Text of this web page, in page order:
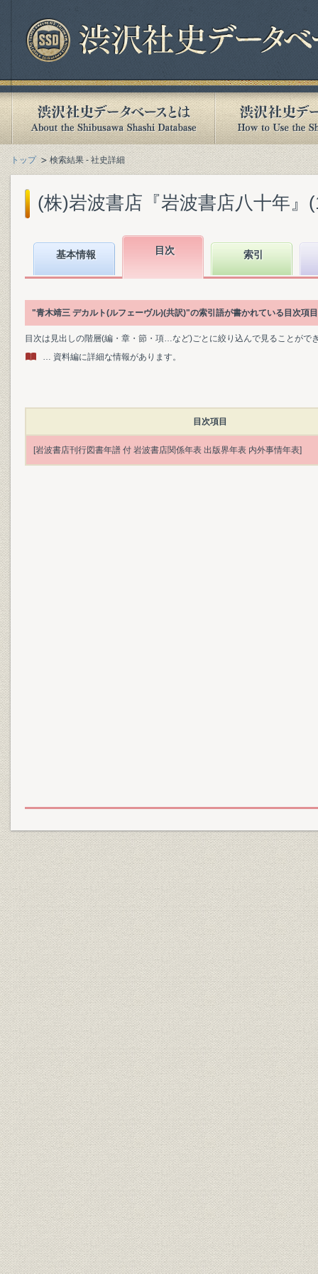
トップ 検索結果 - 社史詳細
(株)岩波書店『岩波書店八十年』
基本情報 目次 索引
"青木靖三 デカルト(ルフェーヴル)(共訳)"の索引語が書かれている目次項
目次は見出しの階層(編・章・節・項…など)ごとに絞り込んで見ることがで
… 資料編に詳細な情報があります。
目次項目
[岩波書店刊行図書年譜 付 岩波書店関係年表 出版界年表 内外事情年表]